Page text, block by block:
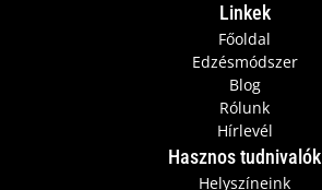
Linkek
Főoldal
Edzésmódszer
Blog
Rólunk
Hírlevél
Hasznos tudnivalók
Helyszíneink